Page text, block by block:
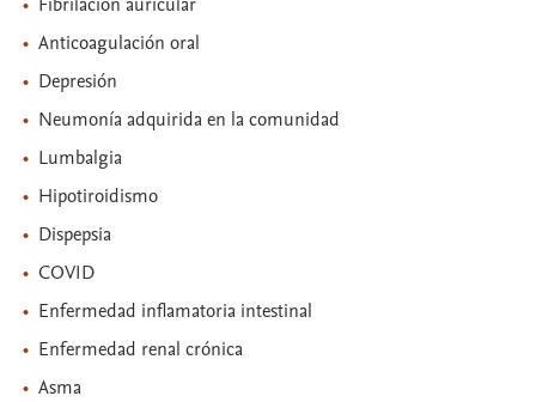
Anticoagulación oral
Depresión
Neumonía adquirida en la comunidad
Lumbalgia
Hipotiroidismo
Dispepsia
COVID
Enfermedad inflamatoria intestinal
Enfermedad renal crónica
Asma